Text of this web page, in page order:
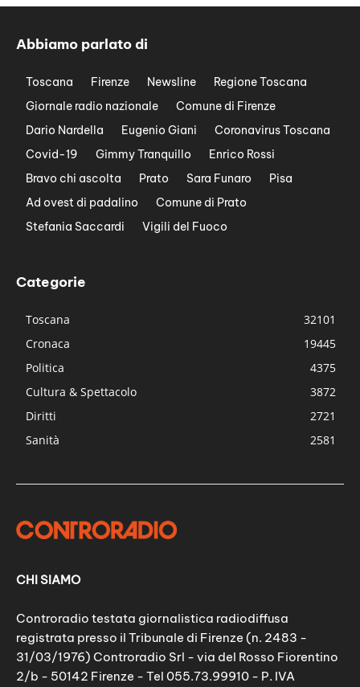
Abbiamo parlato di
Toscana Firenze Newsline
Regione Toscana
Giornale radio nazionale
Comune di Firenze
Dario Nardella
Eugenio Giani
Coronavirus Toscana
Covid-19
Gimmy Tranquillo
Enrico Rossi
Bravo chi ascolta
Prato Sara Funaro
Pisa
Ad ovest di padalino
Comune di Prato
Stefania Saccardi
Vigili del Fuoco
Categorie
Toscana
32101
Cronaca
19445
Politica
4375
Cultura & Spettacolo
3872
Diritti
2721
Sanità
2581
CHI SIAMO
Controradio testata giornalistica radiodiffusa
registrata presso il Tribunale di Firenze (n. 2483 -
31/03/1976) Controradio Srl - via del Rosso Fiorentino
2/b - 50142 Firenze - Tel 055.73.99910 - P. IVA